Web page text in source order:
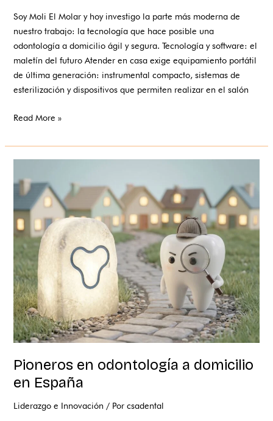
Soy Moli El Molar y hoy investigo la parte más moderna de
nuestro trabajo: la tecnología que hace posible una
odontología a domicilio ágil y segura. Tecnología y software: el
maletín del futuro Atender en casa exige equipamiento portátil
de última generación: instrumental compacto, sistemas de
esterilización y dispositivos que permiten realizar en el salón
Read More »
Pioneros en odontología a domicilio
en España
Liderazgo e Innovación / Porcsadental
en
odontología
a
domicilio
en
España